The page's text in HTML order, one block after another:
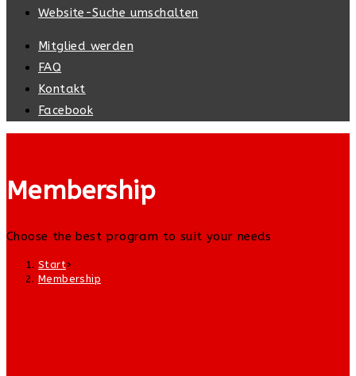
Website-Suche umschalten
Mitglied werden
FAQ
Kontakt
Facebook
Membership
Choose the best program to suit your needs
Start>
Membership